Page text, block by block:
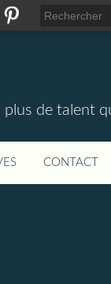
de talent
CONTACT